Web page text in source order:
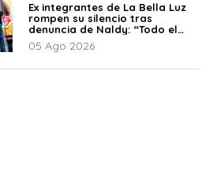
Ex integrantes de La Bella Luz
rompen su silencio tras
denuncia de Naldy: “Todo el
mundo lo sabía”
05 Ago 2026